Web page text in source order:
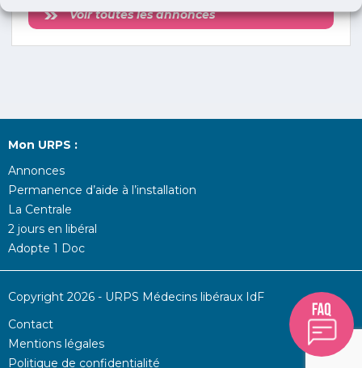
Voir toutes les annonces
Mon URPS :
Annonces
Permanence d’aide à l’installation
La Centrale
2 jours en libéral
Adopte 1 Doc
Copyright 2026 - URPS Médecins libéraux IdF
Contact
Mentions légales
Politique de confidentialité